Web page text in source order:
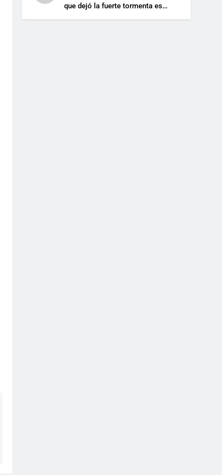
que dejó la fuerte tormenta es
incalculable